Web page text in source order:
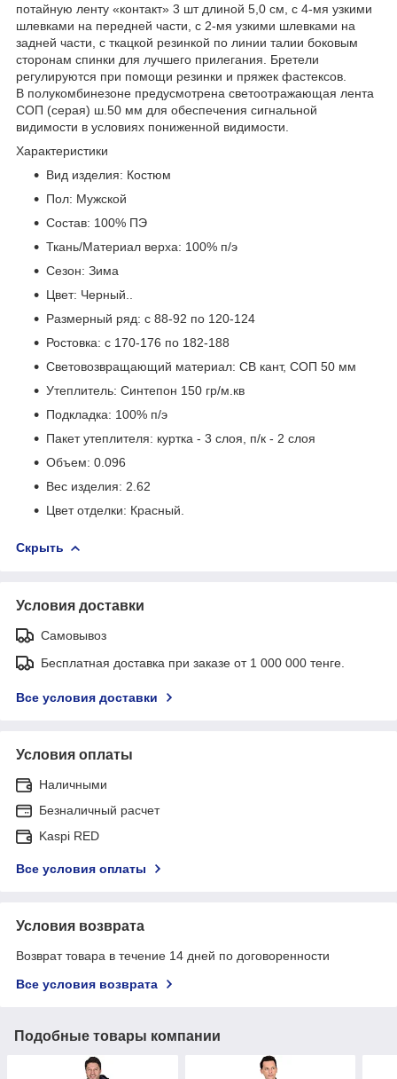
потайную ленту «контакт» 3 шт длиной 5,0 см, с 4-мя узкими
шлевками на передней части, с 2-мя узкими шлевками на
задней части, с ткацкой резинкой по линии талии боковым
сторонам спинки для лучшего прилегания. Бретели
регулируются при помощи резинки и пряжек фастексов.
В полукомбинезоне предусмотрена светоотражающая лента
СОП (серая) ш.50 мм для обеспечения сигнальной
видимости в условиях пониженной видимости.
Характеристики
Вид изделия: Костюм
Пол: Мужской
Состав: 100% ПЭ
Ткань/Материал верха: 100% п/э
Сезон: Зима
Цвет: Черный..
Размерный ряд: с 88-92 по 120-124
Ростовка: с 170-176 по 182-188
Световозвращающий материал: СВ кант, СОП 50 мм
Утеплитель: Синтепон 150 гр/м.кв
Подкладка: 100% п/э
Пакет утеплителя: куртка - 3 слоя, п/к - 2 слоя
Объем: 0.096
Вес изделия: 2.62
Цвет отделки: Красный.
Скрыть
Условия доставки
Самовывоз
Бесплатная доставка при заказе от 1 000 000 тенге.
Все условия доставки
Условия оплаты
Наличными
Безналичный расчет
Kaspi RED
Все условия оплаты
Условия возврата
Возврат товара в течение 14 дней по договоренности
Все условия возврата
Подобные товары компании